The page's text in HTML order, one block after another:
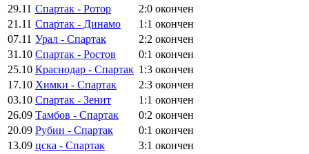
29.11 Спартак - Ротор 2:0 окончен
21.11 Спартак - Динамо 1:1 окончен
07.11 Урал - Спартак 2:2 окончен
31.10 Спартак - Ростов 0:1 окончен
25.10 Краснодар - Спартак 1:3 окончен
17.10 Химки - Спартак 2:3 окончен
03.10 Спартак - Зенит 1:1 окончен
26.09 Тамбов - Спартак 0:2 окончен
20.09 Рубин - Спартак 0:1 окончен
13.09 цска - Спартак 3:1 окончен